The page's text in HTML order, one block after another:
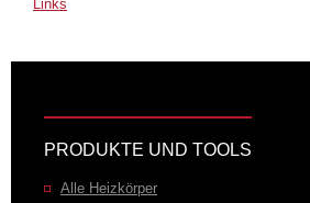
Serienfarbe/-oberfläche
MRG-CHRO
Links
Anschussvarianten zum Heizkörper
PRODUKTE UND TOOLS
Alle Heizkörper